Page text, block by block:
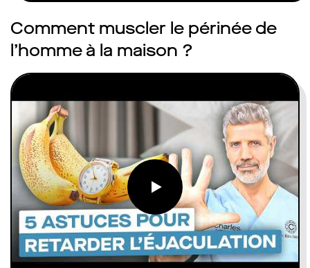
Comment muscler le périnée de
l’homme à la maison ?